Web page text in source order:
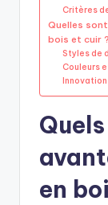
Critères
Quelles
bois et cuir ?
Styles de
Couleurs
en